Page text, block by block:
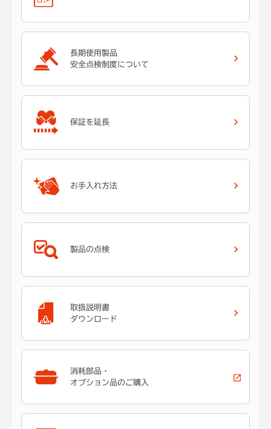
長期使用製品
安全点検制度について
保証を延長
お手入れ方法
製品の点検
取扱説明書
ダウンロード
消耗部品・
オプション品のご購入